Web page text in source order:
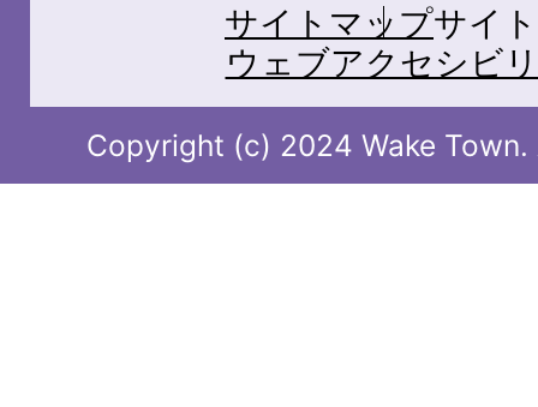
サイトマップサイ
ウェブアクセシビ
Copyright (c) 2024 Wake Town.